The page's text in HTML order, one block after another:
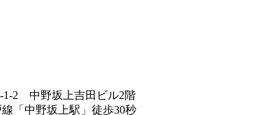
1-2 中野坂上吉田ビル2階
「中野坂上駅」徒歩30秒